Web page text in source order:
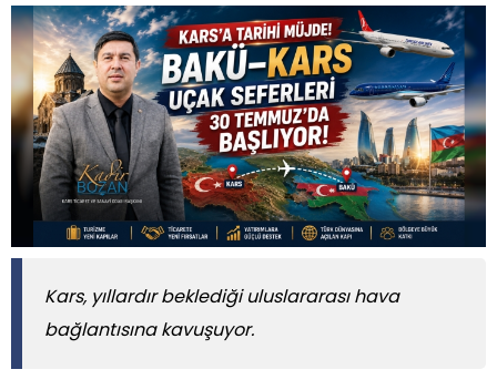
Kars, yıllardır beklediği uluslararası hava
bağlantısına kavuşuyor.